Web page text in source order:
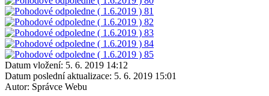
Datum vložení: 5. 6. 2019 14:12
Datum poslední aktualizace: 5. 6. 2019 15:01
Autor: Správce Webu